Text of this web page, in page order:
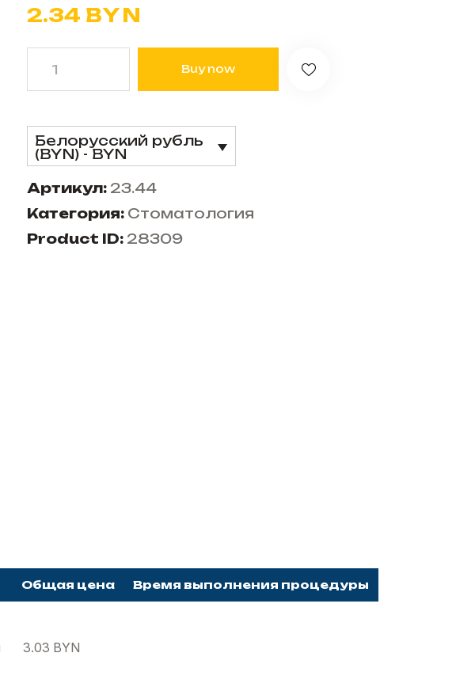
2.34 BYN
Buy now
Белорусский рубль
(BYN) - BYN
Артикул: 23.44
Категория: Стоматология
Product ID: 28309
Общая цена Время выполнения процедуры
3.03 BYN